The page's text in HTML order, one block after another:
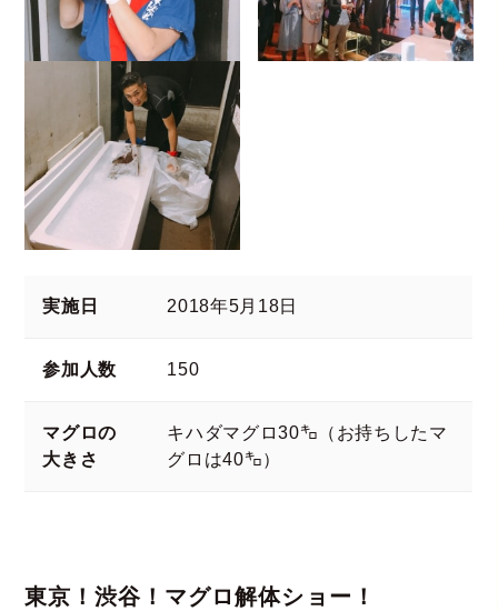
実施日 2018年5月18日
参加人数 150
マグロの
大きさ
キハダマグロ30㌔（お持ちしたマ
グロは40㌔）
東京！渋谷！マグロ解体ショー！